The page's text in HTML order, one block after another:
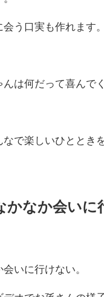
う口実も作れます。
は何だって喜んで
で楽しいひととき
なか会いに
いに行けない。